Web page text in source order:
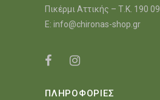
Πικέρμι Αττικής – Τ.Κ. 190 09
E: info@chironas-shop.gr
ΠΛΗΡΟΦΟΡΙΕΣ